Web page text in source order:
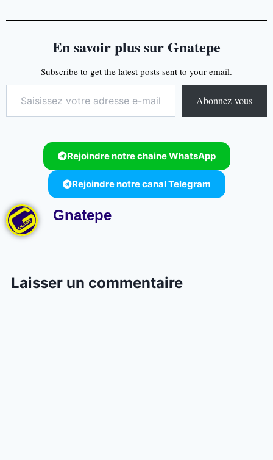
En savoir plus sur Gnatepe
Subscribe to get the latest posts sent to your email.
Abonnez-vous
Rejoindre notre chaine WhatsApp
Rejoindre notre canal Telegram
Gnatepe
Laisser un commentaire